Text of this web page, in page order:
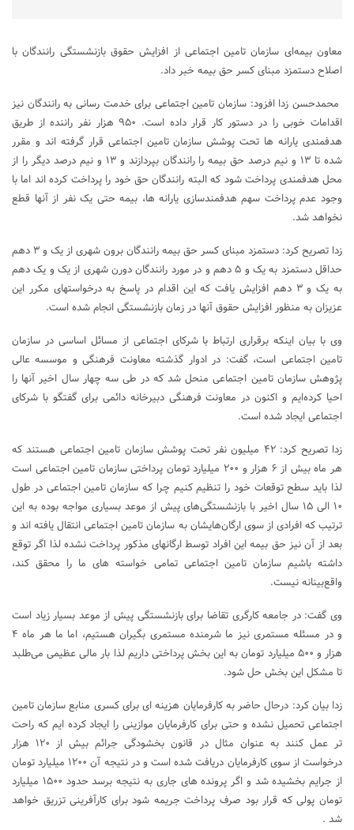
معاون بیمه‌ای سازمان تامین اجتماعی از افزایش حقوق بازنشستگی رانندگان با
اصلاح دستمزد مبنای کسر حق بیمه خبر داد.
محمدحسن زدا افزود: سازمان تامین اجتماعی برای خدمت رسانی به رانندگان نیز
اقدامات خوبی را در دستور کار قرار داده است. ٩۵٠ هزار نفر راننده از طریق
هدفمندی یارانه ها تحت پوشش سازمان تامین اجتماعی قرار گرفته اند و مقرر
شده تا ۱۳ و نیم درصد حق بیمه را رانندگان بپردازند و ۱۳ و نیم درصد دیگر را از
محل هدفمندی پرداخت شود که البته رانندگان حق خود را پرداخت کرده اند اما با
وجود عدم پرداخت سهم هدفمندسازی یارانه ها، بیمه حتی یک نفر از آنها قطع
نخواهد شد.
زدا تصریح کرد: دستمزد مبنای کسر حق بیمه رانندگان برون شهری از یک و ۳ دهم
حداقل دستمزد به یک و ۵ دهم و در مورد رانندگان دورن شهری از یک و یک دهم
به یک و ۳ دهم افزایش یافت که این اقدام در پاسخ به درخواستهای مکرر این
عزیزان به منظور افزایش حقوق آنها در زمان بازنشستگی انجام شده است.
وی با بیان اینکه برقراری ارتباط با شرکای اجتماعی از مسائل اساسی در سازمان
تامین اجتماعی است، گفت: در ادوار گذشته معاونت فرهنگی و موسسه عالی
پژوهش سازمان تامین اجتماعی منحل شد که در طی سه چهار سال اخیر آنها را
احیا کرده‌ایم و اکنون در معاونت فرهنگی دبیرخانه دائمی برای گفتگو با شرکای
اجتماعی ایجاد شده است.
زدا تصریح کرد: ۴۲ میلیون نفر تحت پوشش سازمان تامین اجتماعی هستند که
هر ماه بیش از ۶ هزار و ۲۰۰ میلیارد تومان پرداختی سازمان تامین اجتماعی است
لذا باید سطح توقعات خود را تنظیم کنیم چرا که سازمان تامین اجتماعی در طول
۱۰ الی ۱۵ سال اخیر با بازنشستگی‌های پیش از موعد بسیاری مواجه بوده به این
ترتیب که افرادی از سوی ارگان‌هایشان به سازمان تامین اجتماعی انتقال یافته اند و
بعد از آن نیز حق بیمه این افراد توسط ارگانهای مذکور پرداخت نشده لذا اگر توقع
داشته باشیم سازمان تامین اجتماعی تمامی خواسته های ما را محقق کند،
واقع‌بینانه نیست.
وی گفت: در جامعه کارگری تقاضا برای بازنشستگی پیش از موعد بسیار زیاد است
و در مسئله مستمری نیز ما شرمنده مستمری بگیران هستیم، اما ما هر ماه ۴
هزار و ۵۰۰ میلیارد تومان به این بخش پرداختی داریم لذا بار مالی عظیمی می‌طلبد
تا مشکل این بخش حل شود.
زدا بیان کرد: درحال حاضر به کارفرمایان هزینه ای برای کسری منابع سازمان تامین
اجتماعی تحمیل نشده و حتی برای کارفرمایان موازینی را ایجاد کرده ایم که راحت
تر عمل کنند به عنوان مثال در قانون بخشودگی جرائم بیش از ۱۲۰ هزار
درخواست از سوی کارفرمایان دریافت شده است و در نتیجه آن ۱۲۰۰ میلیارد تومان
از جرایم بخشیده شد و اگر پرونده های جاری به نتیجه برسد حدود ۱۵۰۰ میلیارد
تومان پولی که قرار بود صرف پرداخت جریمه شود برای کارآفرینی تزریق خواهد
شد .